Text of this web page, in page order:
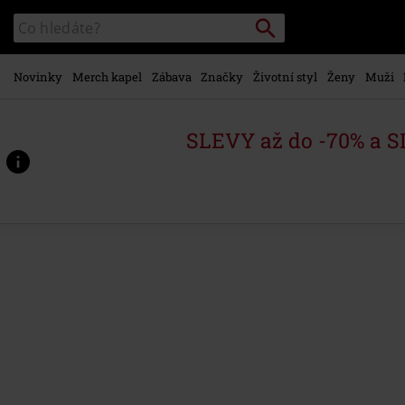
hlavnímu
obsahu
Katalog
vyhledávání
Vyhledávání
Novinky Merch kapel Zábava Značky Životní styl Ženy Muži
SLEVY až do -70% a